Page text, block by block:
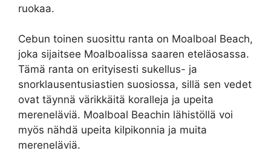
ruokaa.
Cebun toinen suosittu ranta on Moalboal Beach,
joka sijaitsee Moalboalissa saaren eteläosassa.
Tämä ranta on erityisesti sukellus- ja
snorklausentusiastien suosiossa, sillä sen vedet
ovat täynnä värikkäitä koralleja ja upeita
mereneläviä. Moalboal Beachin lähistöllä voi
myös nähdä upeita kilpikonnia ja muita
mereneläviä.